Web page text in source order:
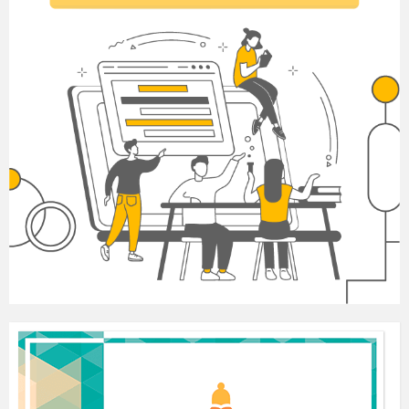
Résumé :Résumez les membres de la famille et
les termes appris.
Assignez des devoirs consistant à
rédiger une courte phrase décrivant la famille de
l'élève.
Évaluation : Évaluez la compréhension des élèves
à travers leur participation, leurs exercices
pratiques, et leurs présentations.
Remarque : Adaptez la leçon en fonction des
besoins spécifiques de la classe, encouragez la
participation active et utilisez des supports visuels
pour rendre la leçon plus intéressante.